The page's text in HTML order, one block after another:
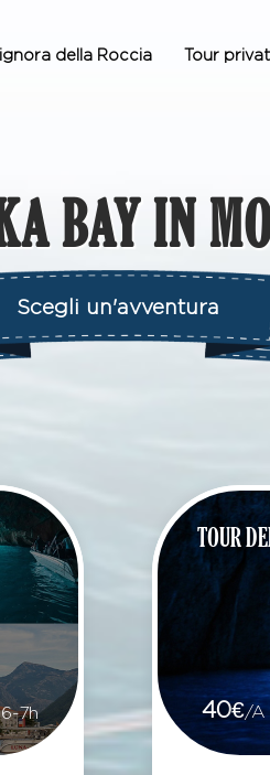
della Roccia Tour
BAY IN
Scegli un'avventura
7h
TOUR
40€/A